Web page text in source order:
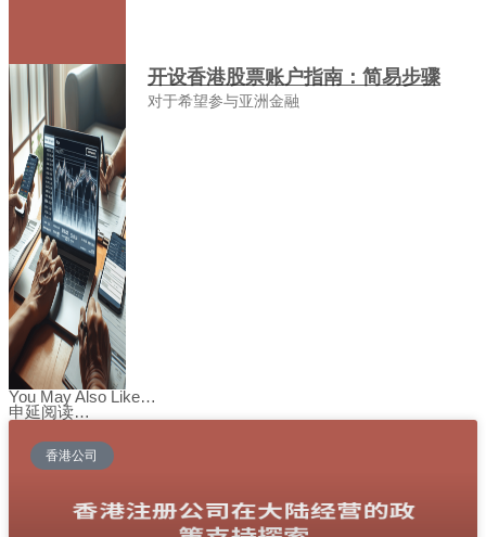
开设香港股票账户指南：简易步骤
对于希望参与亚洲金融
You May Also Like…
申延阅读…
香港公司